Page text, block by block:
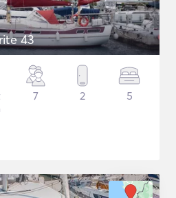
43
7 2 5